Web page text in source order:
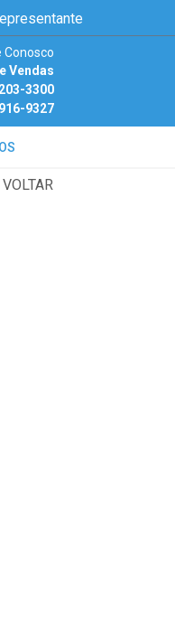
Conosco
Vendas
3300
9327
VOLTAR